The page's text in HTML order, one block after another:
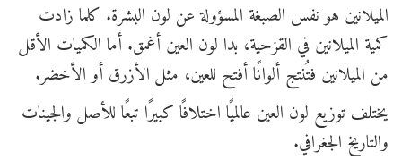
الميلانين هو نفس الصبغة المسؤولة عن لون البشرة. كلما زادت
كمية الميلانين في القزحية، بدا لون العين أغمق. أما الكميات الأقل
من الميلانين فتُنتج ألوانًا أفتح للعين، مثل الأزرق أو الأخضر.
يختلف توزيع لون العين عالميًا اختلافًا كبيرًا تبعًا للأصل والجينات
والتاريخ الجغرافي.